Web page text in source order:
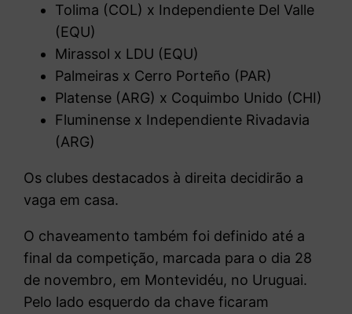
Tolima (COL) x Independiente Del Valle
(EQU)
Mirassol x LDU (EQU)
Palmeiras x Cerro Porteño (PAR)
Platense (ARG) x Coquimbo Unido (CHI)
Fluminense x Independiente Rivadavia
(ARG)
Os clubes destacados à direita decidirão a
vaga em casa.
O chaveamento também foi definido até a
final da competição, marcada para o dia 28
de novembro, em Montevidéu, no Uruguai.
Pelo lado esquerdo da chave ficaram